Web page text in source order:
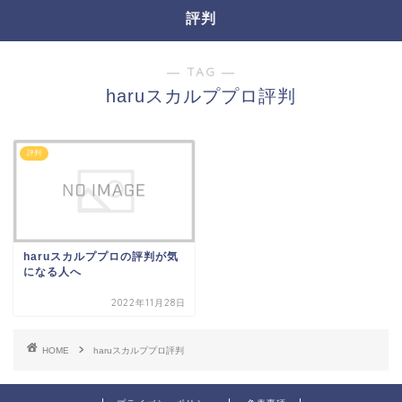
評判
― TAG ―
haruスカルププロ評判
評判
haruスカルププロの評判が気
になる人へ
2022年11月28日
HOME haruスカルププロ評判